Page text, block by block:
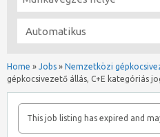
Home » Jobs » Nemzetközi
gépkocsivezető állás, C+E kategóriás
This job listing has expired and